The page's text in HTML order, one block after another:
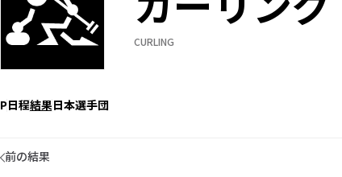
CURLING
日程結果日本選手団
前の結果